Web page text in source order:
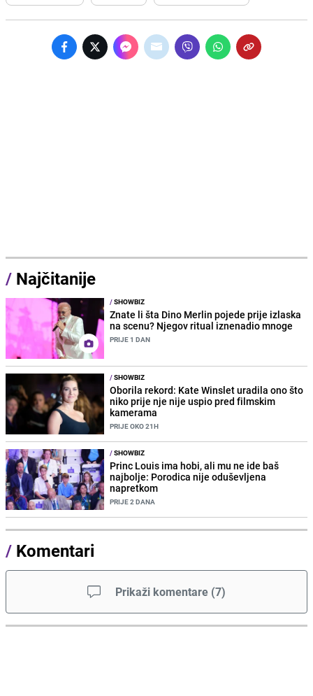
/ Najčitanije
/SHOWBIZ
Znate li šta Dino Merlin pojede prije izlaska
na scenu? Njegov ritual iznenadio mnoge
PRIJE 1 DAN
/SHOWBIZ
Oborila rekord: Kate Winslet uradila ono što
niko prije nje nije uspio pred filmskim
kamerama
PRIJE OKO 21H
/SHOWBIZ
Princ Louis ima hobi, ali mu ne ide baš
najbolje: Porodica nije oduševljena
napretkom
PRIJE 2 DANA
/ Komentari
Prikaži komentare (7)